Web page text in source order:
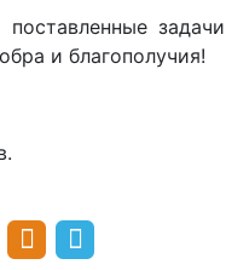
и благополучия!